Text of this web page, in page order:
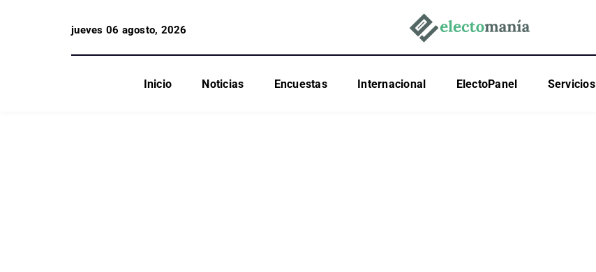
jueves 06 agosto, 2026
Inicio Noticias Encuestas Internacional ElectoPanel Servicios